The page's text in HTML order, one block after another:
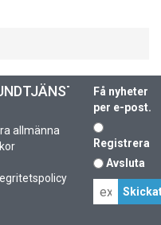
allmänna
Få nyheter
per e-post.
Registrera
Avsluta